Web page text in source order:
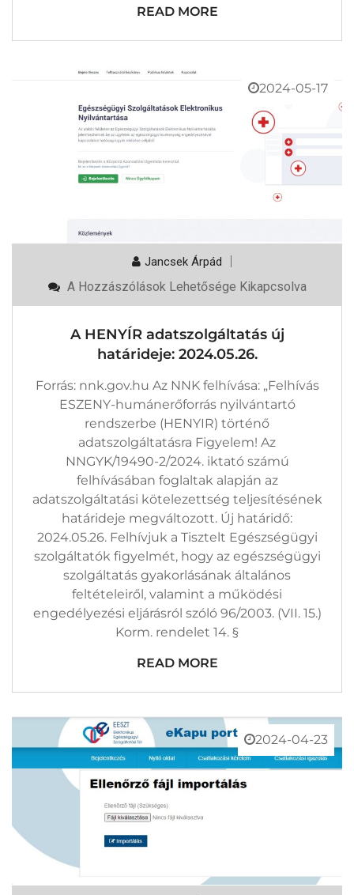
READ MORE
2024-05-17
Jancsek Árpád
A
Adatszolgáltatás
Határideje:
2024.05.26.
Bejegyzéshez
A Hozzászólások Lehetősége Kikapcsolva
A HENYÍR adatszolgáltatás új
határideje: 2024.05.26.
Forrás: nnk.gov.hu Az NNK felhívása: „Felhívás
ESZENY-humánerőforrás nyilvántartó
rendszerbe (HENYIR) történő
adatszolgáltatásra Figyelem! Az
NNGYK/19490-2/2024. iktató számú
felhívásában foglaltak alapján az
adatszolgáltatási kötelezettség teljesítésének
határideje megváltozott. Új határidő:
2024.05.26. Felhívjuk a Tisztelt Egészségügyi
szolgáltatók figyelmét, hogy az egészségügyi
szolgáltatás gyakorlásának általános
feltételeiről, valamint a működési
engedélyezési eljárásról szóló 96/2003. (VII. 15.)
Korm. rendelet 14. §
READ MORE
2024-04-23